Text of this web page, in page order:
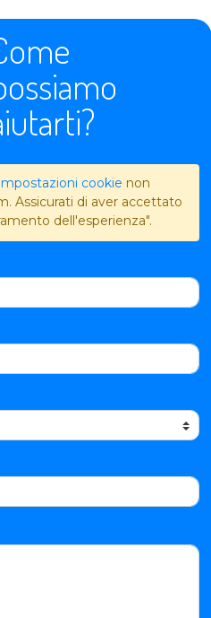
cookie non
Assicurati di aver accettato
dell'esperienza".